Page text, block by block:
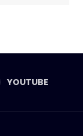
YOUTUBE